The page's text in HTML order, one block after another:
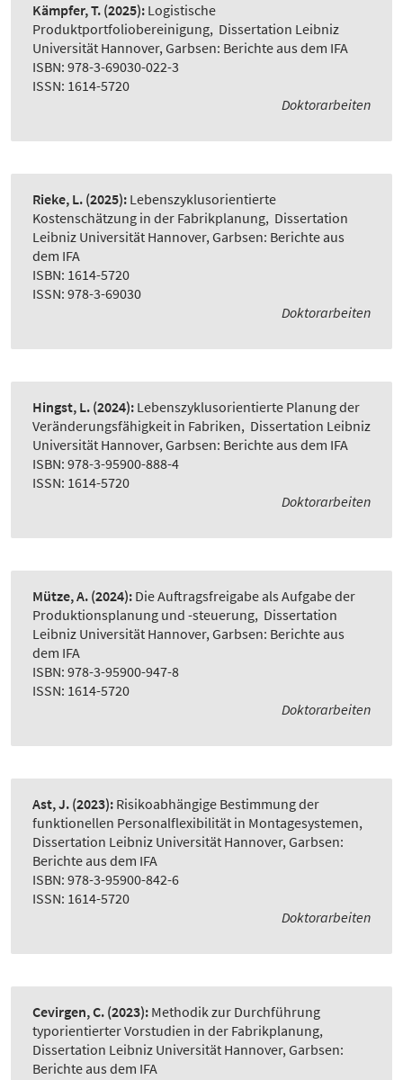
Kämpfer, T. (2025): Logistische
Produktportfoliobereinigung, Dissertation Leibniz
Universität Hannover, Garbsen: Berichte aus dem IFA
ISBN: 978-3-69030-022-3
ISSN: 1614-5720
Doktorarbeiten
Rieke, L. (2025): Lebenszyklusorientierte
Kostenschätzung in der Fabrikplanung, Dissertation
Leibniz Universität Hannover, Garbsen: Berichte aus
dem IFA
ISBN: 1614-5720
ISSN: 978-3-69030
Doktorarbeiten
Hingst, L. (2024): Lebenszyklusorientierte Planung der
Veränderungsfähigkeit in Fabriken, Dissertation Leibniz
Universität Hannover, Garbsen: Berichte aus dem IFA
ISBN: 978-3-95900-888-4
ISSN: 1614-5720
Doktorarbeiten
Mütze, A. (2024): Die Auftragsfreigabe als Aufgabe der
Produktionsplanung und -steuerung, Dissertation
Leibniz Universität Hannover, Garbsen: Berichte aus
dem IFA
ISBN: 978-3-95900-947-8
ISSN: 1614-5720
Doktorarbeiten
Ast, J. (2023): Risikoabhängige Bestimmung der
funktionellen Personalflexibilität in Montagesystemen,
Dissertation Leibniz Universität Hannover, Garbsen:
Berichte aus dem IFA
ISBN: 978-3-95900-842-6
ISSN: 1614-5720
Doktorarbeiten
Cevirgen, C. (2023): Methodik zur Durchführung
typorientierter Vorstudien in der Fabrikplanung,
Dissertation Leibniz Universität Hannover, Garbsen:
Berichte aus dem IFA